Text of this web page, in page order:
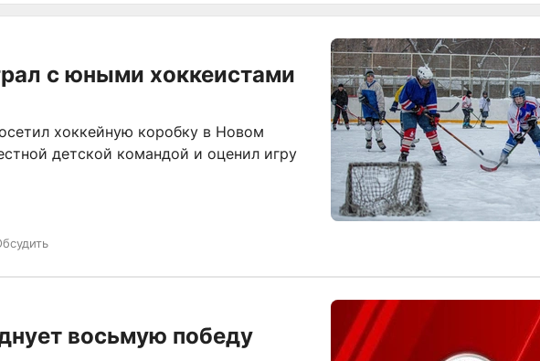
с юными хоккеистами
хоккейную коробку в Новом
детской командой и оценил игру
восьмую победу